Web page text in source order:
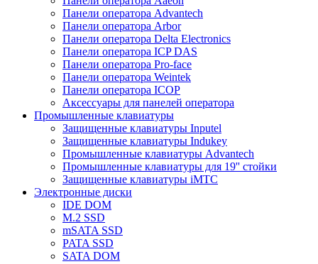
Панели оператора Advantech
Панели оператора Arbor
Панели оператора Delta Electronics
Панели оператора ICP DAS
Панели оператора Pro-face
Панели оператора Weintek
Панели оператора ICOP
Аксессуары для панелей оператора
Промышленные клавиатуры
Защищенные клавиатуры Inputel
Защищенные клавиатуры Indukey
Промышленные клавиатуры Advantech
Промышленные клавиатуры для 19'' стойки
Защищенные клавиатуры iMTC
Электронные диски
IDE DOM
M.2 SSD
mSATA SSD
PATA SSD
SATA DOM